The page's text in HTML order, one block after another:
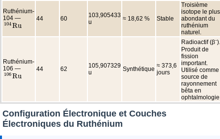
Ruthénium-
104 —
104Ru
104Ru
44 60
103,905433
u
≈ 18,62 % Stable
Troisième
isotope le plus
abondant du
ruthénium
naturel.
Ruthénium-
106 —
106Ru
106Ru
44 62
105,907329
u
Synthétique ≈ 373,6
jours
Radioactif (β⁻).
Produit de
fission
important.
Utilisé comme
source de
rayonnement
bêta en
Configuration Électronique et Couches
Électroniques du Ruthénium